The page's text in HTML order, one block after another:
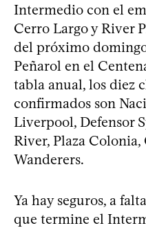
Intermedio con el
Cerro Largo y River
del próximo
Peñarol en el
tabla anual, los diez
confirmados son
Liverpool, Defensor
River, Plaza Colonia,
Wanderers.
Ya hay seguros, a
que termine el